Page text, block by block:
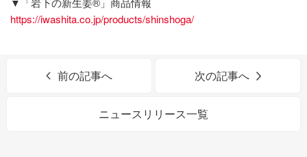
https://iwashita.co.jp/products/shinshoga/
前の記事へ 次の記事へ
ニュースリリース一覧